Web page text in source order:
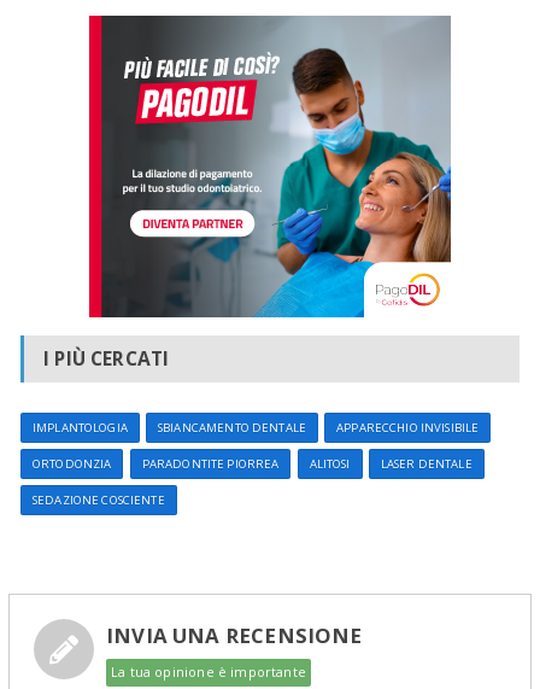
I PIÙ CERCATI
IMPLANTOLOGIA SBIANCAMENTO DENTALE APPARECCHIO INVISIBILE
ORTODONZIA PARADONTITE PIORREA ALITOSI LASER DENTALE
SEDAZIONE COSCIENTE
INVIA UNA RECENSIONE
La tua opinione è importante